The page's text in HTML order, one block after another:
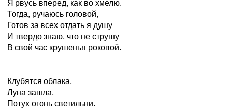
Я рвусь вперед, как во хмелю.
Тогда, ручаюсь головой,
Готов за всех отдать я душу
И твердо знаю, что не струшу
В свой час крушенья роковой.
Клубятся облака,
Луна зашла,
Потух огонь светильни.